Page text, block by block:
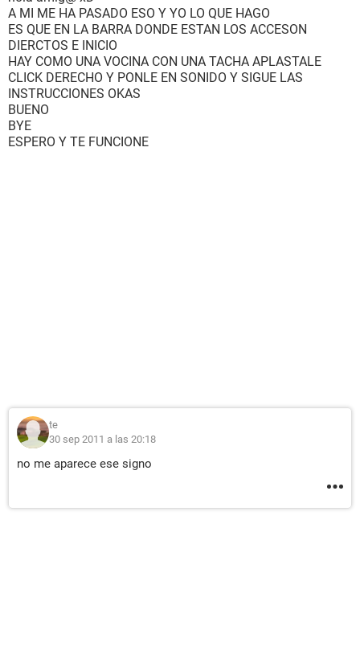
A MI ME HA PASADO ESO Y YO LO QUE HAGO
ES QUE EN LA BARRA DONDE ESTAN LOS ACCESON
DIERCTOS E INICIO
HAY COMO UNA VOCINA CON UNA TACHA APLASTALE
CLICK DERECHO Y PONLE EN SONIDO Y SIGUE LAS
INSTRUCCIONES OKAS
BUENO
BYE
ESPERO Y TE FUNCIONE
te
30 sep 2011 a las 20:18
no me aparece ese signo